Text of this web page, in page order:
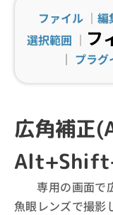
ファイル ｜ 編
選択範囲 ｜ フ
｜ プラグ
広角補
専用の画面で
魚眼レンズで撮影